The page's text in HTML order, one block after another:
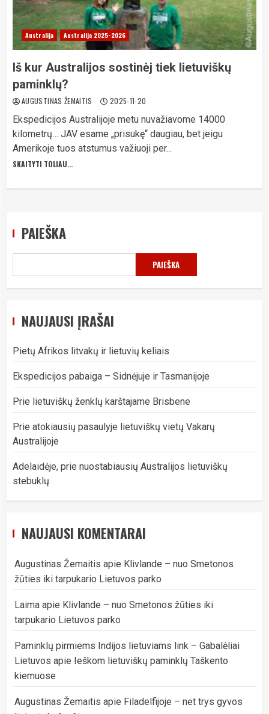
Australija Australija 2025-2026
Iš kur Australijos sostinėj tiek lietuviškų
paminklų?
AUGUSTINAS ŽEMAITIS 2025-11-20
Ekspedicijos Australijoje metu nuvažiavome 14000
kilometrų… JAV esame „prisukę“ daugiau, bet jeigu
Amerikoje tuos atstumus važiuoji per...
SKAITYTI TOLIAU...
PAIEŠKA
PAIEŠKA
NAUJAUSI ĮRAŠAI
Pietų Afrikos litvakų ir lietuvių keliais
Ekspedicijos pabaiga – Sidnėjuje ir Tasmanijoje
Prie lietuviškų ženklų karštajame Brisbene
Prie atokiausių pasaulyje lietuviškų vietų Vakarų
Australijoje
Adelaidėje, prie nuostabiausių Australijos lietuviškų
stebuklų
NAUJAUSI KOMENTARAI
Augustinas Žemaitis apie Klivlande – nuo Smetonos
žūties iki tarpukario Lietuvos parko
Laima apie Klivlande – nuo Smetonos žūties iki
tarpukario Lietuvos parko
Paminklų pirmiems Indijos lietuviams link – Gabalėliai
Lietuvos apie Ieškom lietuviškų paminklų Taškento
kiemuose
Augustinas Žemaitis apie Filadelfijoje – net trys gyvos